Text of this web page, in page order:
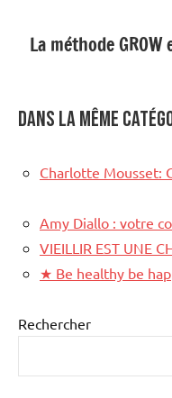
La méthode
Dans la même
Charlotte Mousset:
Amy Diallo : votre
VIEILLIR EST UNE
★ Be healthy be
Rechercher